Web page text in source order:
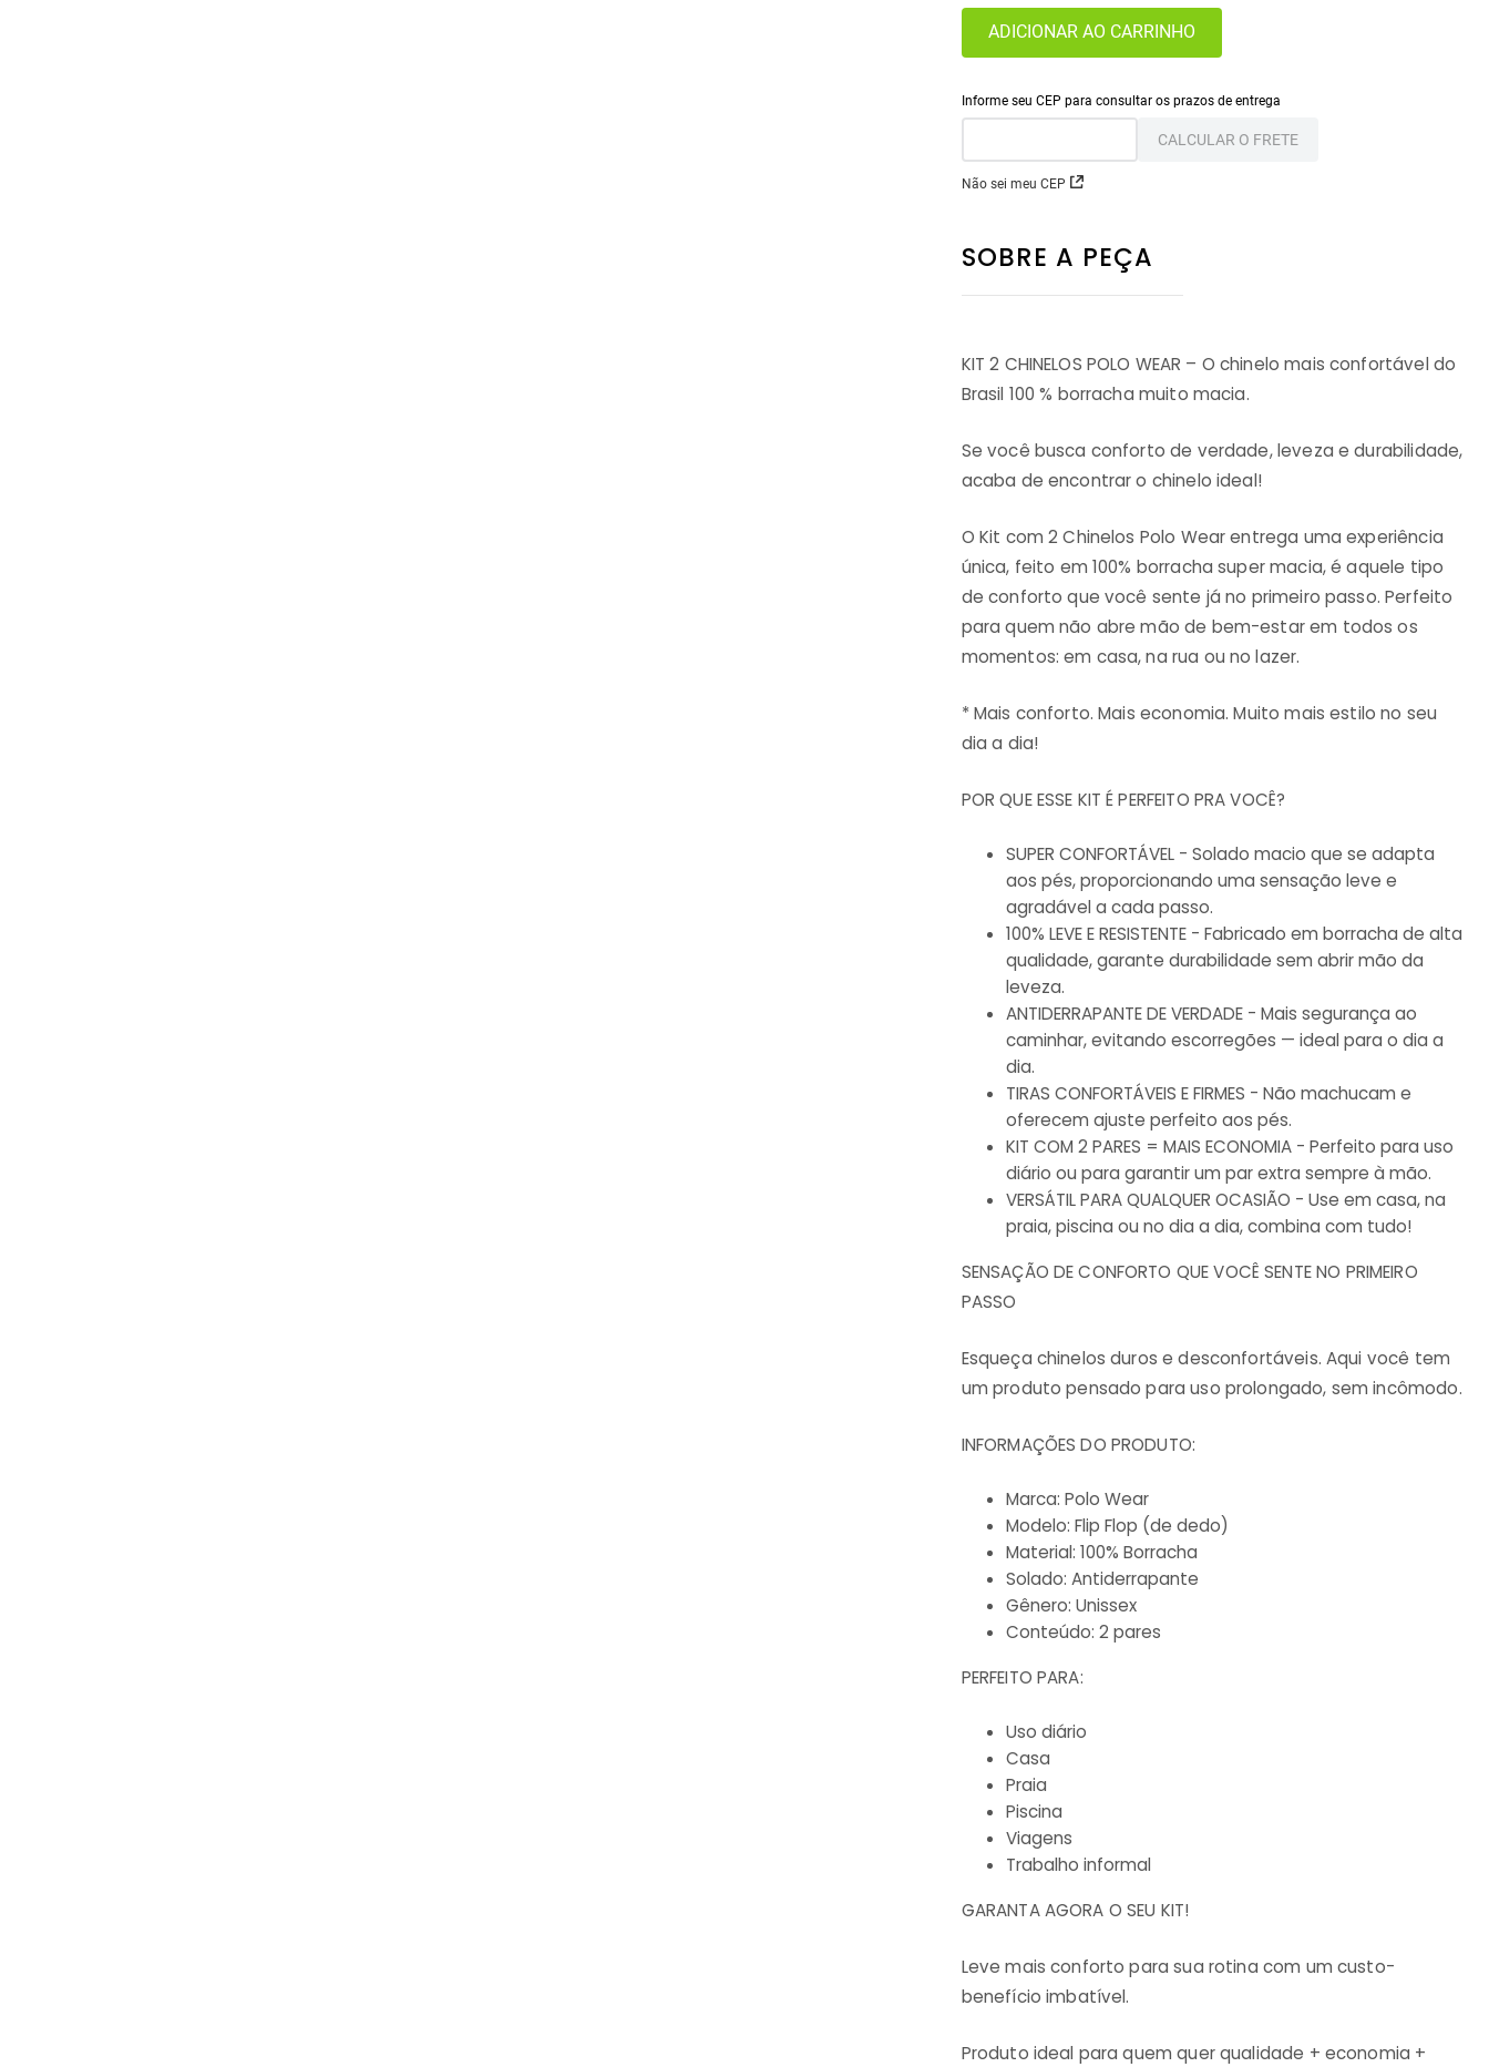
ADICIONAR AO CARRINHO
Não sei meu CEP
CALCULAR O FRETE
SOBRE A PEÇA
KIT 2 CHINELOS POLO WEAR – O chinelo mais confortável do
Brasil 100 % borracha muito macia.
Se você busca conforto de verdade, leveza e durabilidade,
acaba de encontrar o chinelo ideal!
O Kit com 2 Chinelos Polo Wear entrega uma experiência
única, feito em 100% borracha super macia, é aquele tipo
de conforto que você sente já no primeiro passo. Perfeito
para quem não abre mão de bem-estar em todos os
momentos: em casa, na rua ou no lazer.
* Mais conforto. Mais economia. Muito mais estilo no seu
dia a dia!
POR QUE ESSE KIT É PERFEITO PRA VOCÊ?
SUPER CONFORTÁVEL - Solado macio que se adapta
aos pés, proporcionando uma sensação leve e
agradável a cada passo.
100% LEVE E RESISTENTE - Fabricado em borracha de alta
qualidade, garante durabilidade sem abrir mão da
leveza.
ANTIDERRAPANTE DE VERDADE - Mais segurança ao
caminhar, evitando escorregões — ideal para o dia a
dia.
TIRAS CONFORTÁVEIS E FIRMES - Não machucam e
oferecem ajuste perfeito aos pés.
KIT COM 2 PARES = MAIS ECONOMIA - Perfeito para uso
diário ou para garantir um par extra sempre à mão.
VERSÁTIL PARA QUALQUER OCASIÃO - Use em casa, na
praia, piscina ou no dia a dia, combina com tudo!
SENSAÇÃO DE CONFORTO QUE VOCÊ SENTE NO PRIMEIRO
PASSO
Esqueça chinelos duros e desconfortáveis. Aqui você tem
um produto pensado para uso prolongado, sem incômodo.
INFORMAÇÕES DO PRODUTO:
Marca: Polo Wear
Modelo: Flip Flop (de dedo)
Material: 100% Borracha
Solado: Antiderrapante
Gênero: Unissex
Conteúdo: 2 pares
PERFEITO PARA:
Uso diário
Casa
Praia
Piscina
Viagens
Trabalho informal
GARANTA AGORA O SEU KIT!
Leve mais conforto para sua rotina com um custo-
benefício imbatível.
Produto ideal para quem quer qualidade + economia +